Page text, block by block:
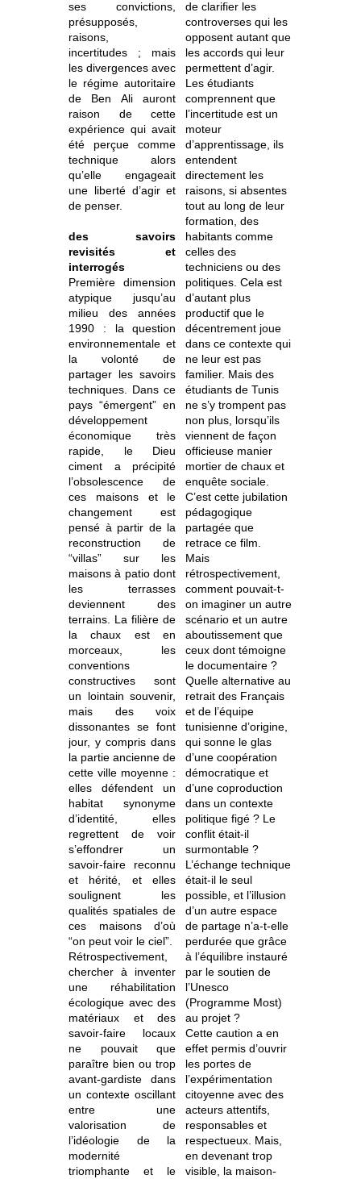
ses convictions,
présupposés,
raisons,
incertitudes ; mais
les divergences avec
le régime autoritaire
de Ben Ali auront
raison de cette
expérience qui avait
été perçue comme
technique alors
qu’elle engageait
une liberté d’agir et
de penser.
des savoirs
revisités et
interrogés
Première dimension
atypique jusqu’au
milieu des années
1990 : la question
environnementale et
la volonté de
partager les savoirs
techniques. Dans ce
pays “émergent” en
développement
économique très
rapide, le Dieu
ciment a précipité
l’obsolescence de
ces maisons et le
changement est
pensé à partir de la
reconstruction de
“villas” sur les
maisons à patio dont
les terrasses
deviennent des
terrains. La filière de
la chaux est en
morceaux, les
conventions
constructives sont
un lointain souvenir,
mais des voix
dissonantes se font
jour, y compris dans
la partie ancienne de
cette ville moyenne :
elles défendent un
habitat synonyme
d’identité, elles
regrettent de voir
s’effondrer un
savoir-faire reconnu
et hérité, et elles
soulignent les
qualités spatiales de
ces maisons d’où
“on peut voir le ciel”.
Rétrospectivement,
chercher à inventer
une réhabilitation
écologique avec des
matériaux et des
savoir-faire locaux
ne pouvait que
paraître bien ou trop
avant-gardiste dans
un contexte oscillant
entre une
valorisation de
l’idéologie de la
modernité
triomphante et le
de clarifier les
controverses qui les
opposent autant que
les accords qui leur
permettent d’agir.
Les étudiants
comprennent que
l’incertitude est un
moteur
d’apprentissage, ils
entendent
directement les
raisons, si absentes
tout au long de leur
formation, des
habitants comme
celles des
techniciens ou des
politiques. Cela est
d’autant plus
productif que le
décentrement joue
dans ce contexte qui
ne leur est pas
familier. Mais des
étudiants de Tunis
ne s’y trompent pas
non plus, lorsqu’ils
viennent de façon
officieuse manier
mortier de chaux et
enquête sociale.
C’est cette jubilation
pédagogique
partagée que
retrace ce film.
Mais
rétrospectivement,
comment pouvait-t-
on imaginer un autre
scénario et un autre
aboutissement que
ceux dont témoigne
le documentaire ?
Quelle alternative au
retrait des Français
et de l’équipe
tunisienne d’origine,
qui sonne le glas
d’une coopération
démocratique et
d’une coproduction
dans un contexte
politique figé ? Le
conflit était-il
surmontable ?
L’échange technique
était-il le seul
possible, et l’illusion
d’un autre espace
de partage n’a-t-elle
perdurée que grâce
à l’équilibre instauré
par le soutien de
l’Unesco
(Programme Most)
au projet ?
Cette caution a en
effet permis d’ouvrir
les portes de
l’expérimentation
citoyenne avec des
acteurs attentifs,
responsables et
respectueux. Mais,
en devenant trop
visible, la maison-